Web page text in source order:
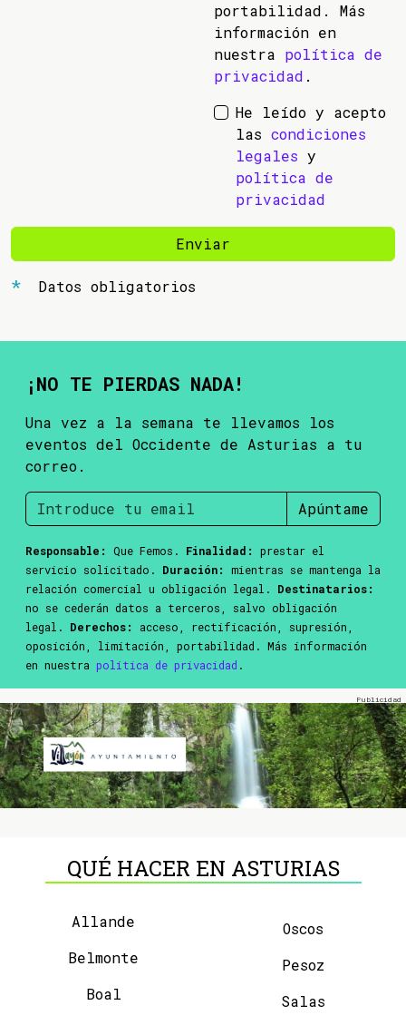
portabilidad. Más
información en
nuestra política de
privacidad .
He leído y acepto
las condiciones
legales y
política de
privacidad
Enviar
Datos obligatorios
¡NO TE PIERDAS NADA!
Una vez a la semana te llevamos los
eventos del Occidente de Asturias a tu
correo.
Apúntame
Responsable: Que Femos. Finalidad:
prestar el
servicio solicitado. Duración:
mientras se mantenga la
relación comercial u obligación legal. Destinatarios:
no se cederán datos a terceros, salvo obligación
legal. Derechos:
acceso, rectificación, supresión,
oposición, limitación, portabilidad. Más información
en nuestra política de privacidad .
QUÉ HACER EN ASTURIAS
Allande
Belmonte
Boal
Oscos
Pesoz
Salas